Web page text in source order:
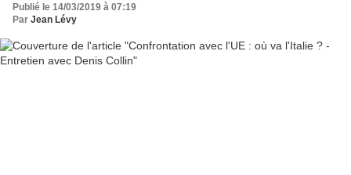
Publié le 14/03/2019 à 07:19
Par Jean Lévy